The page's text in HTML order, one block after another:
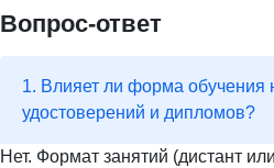
Вопрос-ответ
1. Влияет ли форма обучения
удостоверений и дипломов?
Нет. Формат занятий (дистант